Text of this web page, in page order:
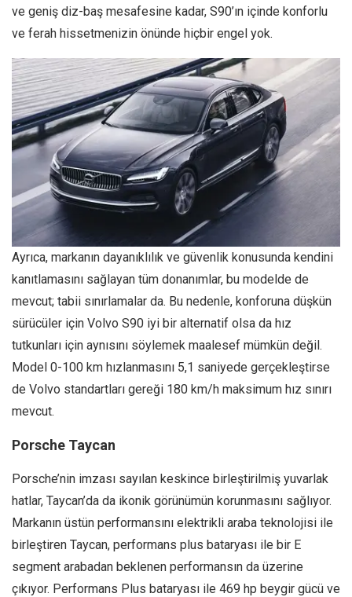
ve geniş diz-baş mesafesine kadar, S90’ın içinde konforlu
ve ferah hissetmenizin önünde hiçbir engel yok.
Ayrıca, markanın dayanıklılık ve güvenlik konusunda kendini
kanıtlamasını sağlayan tüm donanımlar, bu modelde de
mevcut; tabii sınırlamalar da. Bu nedenle, konforuna düşkün
sürücüler için Volvo S90 iyi bir alternatif olsa da hız
tutkunları için aynısını söylemek maalesef mümkün değil.
Model 0-100 km hızlanmasını 5,1 saniyede gerçekleştirse
de Volvo standartları gereği 180 km/h maksimum hız sınırı
mevcut.
Porsche Taycan
Porsche’nin imzası sayılan keskince birleştirilmiş yuvarlak
hatlar, Taycan’da da ikonik görünümün korunmasını sağlıyor.
Markanın üstün performansını elektrikli araba teknolojisi ile
birleştiren Taycan, performans plus bataryası ile bir E
segment arabadan beklenen performansın da üzerine
çıkıyor. Performans Plus bataryası ile 469 hp beygir gücü ve